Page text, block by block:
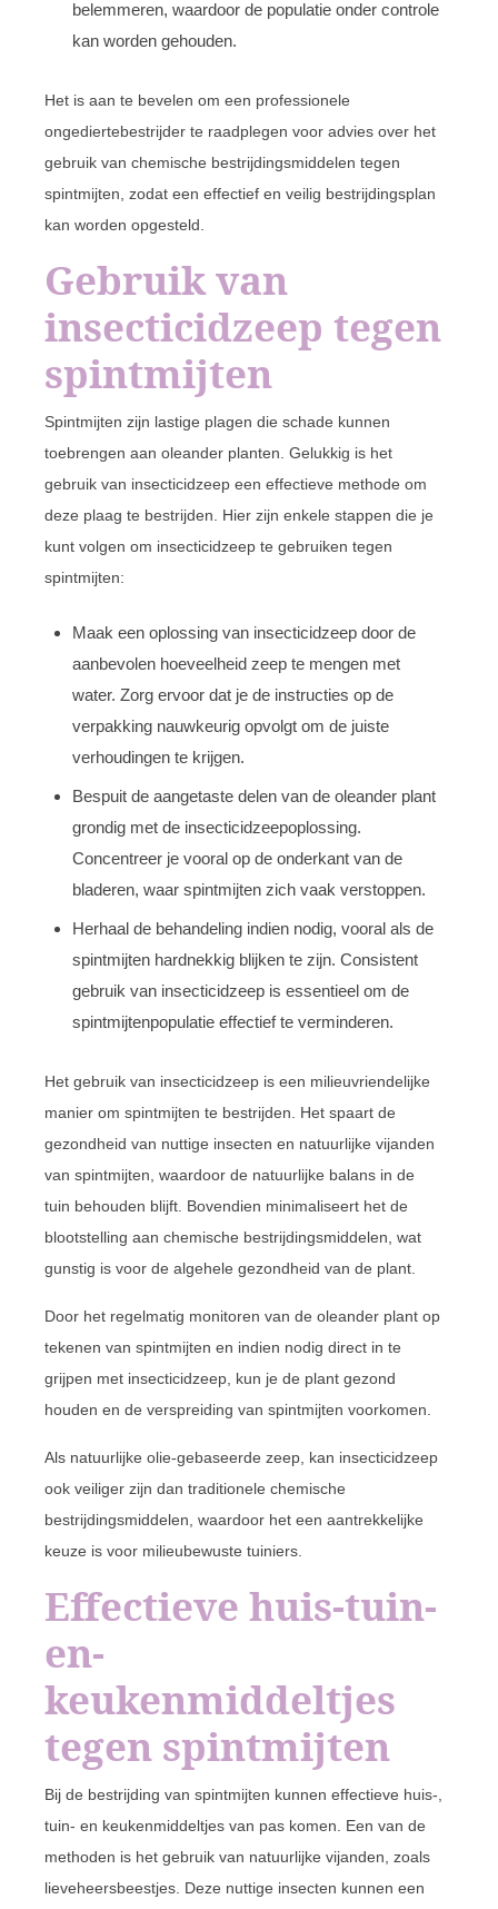
belemmeren, waardoor de populatie onder controle
kan worden gehouden.
Het is aan te bevelen om een professionele
ongediertebestrijder te raadplegen voor advies over het
gebruik van chemische bestrijdingsmiddelen tegen
spintmijten, zodat een effectief en veilig bestrijdingsplan
kan worden opgesteld.
Gebruik van
insecticidzeep tegen
spintmijten
Spintmijten zijn lastige plagen die schade kunnen
toebrengen aan oleander planten. Gelukkig is het
gebruik van insecticidzeep een effectieve methode om
deze plaag te bestrijden. Hier zijn enkele stappen die je
kunt volgen om insecticidzeep te gebruiken tegen
spintmijten:
Maak een oplossing van insecticidzeep door de
aanbevolen hoeveelheid zeep te mengen met
water. Zorg ervoor dat je de instructies op de
verpakking nauwkeurig opvolgt om de juiste
verhoudingen te krijgen.
Bespuit de aangetaste delen van de oleander plant
grondig met de insecticidzeepoplossing.
Concentreer je vooral op de onderkant van de
bladeren, waar spintmijten zich vaak verstoppen.
Herhaal de behandeling indien nodig, vooral als de
spintmijten hardnekkig blijken te zijn. Consistent
gebruik van insecticidzeep is essentieel om de
spintmijtenpopulatie effectief te verminderen.
Het gebruik van insecticidzeep is een milieuvriendelijke
manier om spintmijten te bestrijden. Het spaart de
gezondheid van nuttige insecten en natuurlijke vijanden
van spintmijten, waardoor de natuurlijke balans in de
tuin behouden blijft. Bovendien minimaliseert het de
blootstelling aan chemische bestrijdingsmiddelen, wat
gunstig is voor de algehele gezondheid van de plant.
Door het regelmatig monitoren van de oleander plant op
tekenen van spintmijten en indien nodig direct in te
grijpen met insecticidzeep, kun je de plant gezond
houden en de verspreiding van spintmijten voorkomen.
Als natuurlijke olie-gebaseerde zeep, kan insecticidzeep
ook veiliger zijn dan traditionele chemische
bestrijdingsmiddelen, waardoor het een aantrekkelijke
keuze is voor milieubewuste tuiniers.
Effectieve huis-tuin-
en-
keukenmiddeltjes
tegen spintmijten
Bij de bestrijding van spintmijten kunnen effectieve huis-,
tuin- en keukenmiddeltjes van pas komen. Een van de
methoden is het gebruik van natuurlijke vijanden, zoals
lieveheersbeestjes. Deze nuttige insecten kunnen een